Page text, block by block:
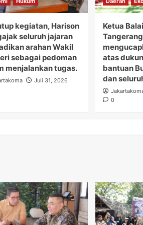
kegiatan, Harison
seluruh jajaran
arahan Wakil
sebagai pedoman
menjalankan tugas.
Juli 31, 2026
Ketua
atas
bantuan
dan
0